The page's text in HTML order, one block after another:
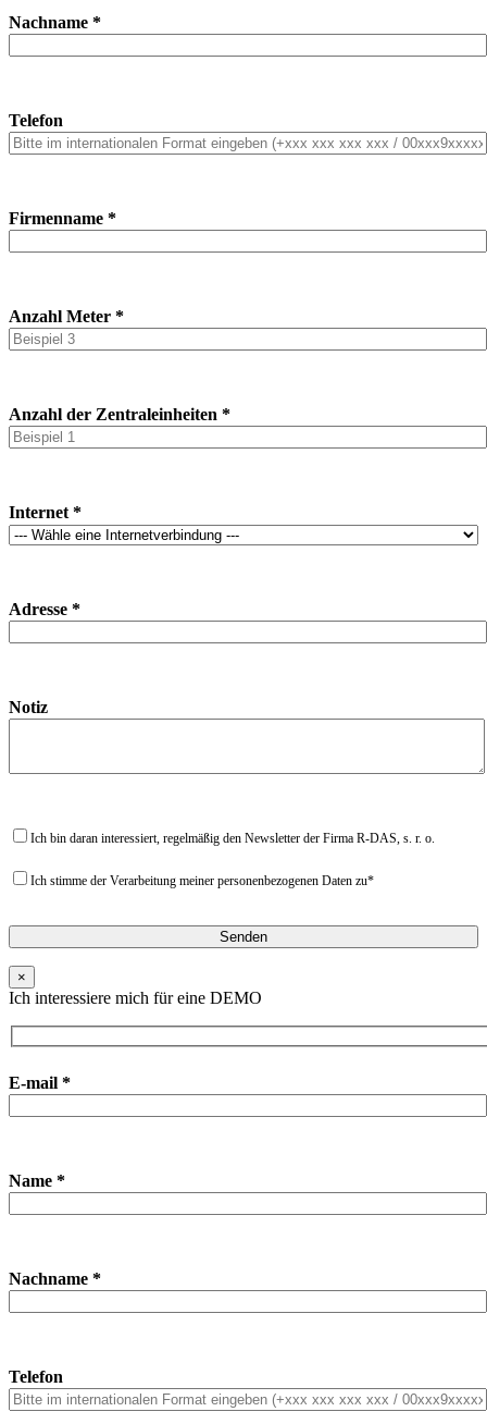
Nachname *
Telefon
Firmenname *
Anzahl Meter *
Anzahl der Zentraleinheiten *
Internet *
Adresse *
Notiz
Ich bin daran interessiert, regelmäßig den Newsletter der Firma R-DAS, s. r. o.
Ich stimme der Verarbeitung meiner personenbezogenen Daten zu*
×
Ich interessiere mich für eine DEMO
E-mail *
Name *
Nachname *
Telefon